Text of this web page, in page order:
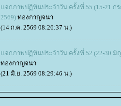
จกภาพปฏิทินประจำวัน ครั้งที่ 55 (15-21 ก
2569) ทองกาญจนา
(14 ก.ค. 2569 08:26:37 น.)
จกภาพปฏิทินประจำวัน ครั้งที่ 52 (22-30 มิ
ทองกาญจนา
(21 มิ.ย. 2569 08:29:46 น.)